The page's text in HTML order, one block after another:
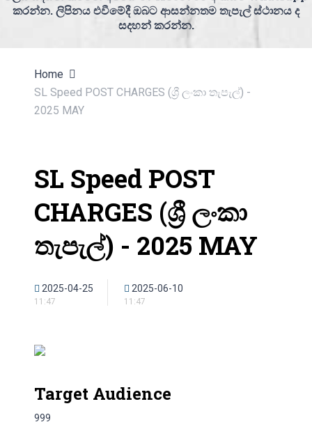
කරන්න. ලිපිනය එවීමේදී ඔබට ආසන්නතම තැපැල් ස්ථානය ද
සදහන් කරන්න.
Home
SL Speed POST CHARGES (ශ්‍රී ලංකා තැපැල්) -
2025 MAY
SL Speed POST
CHARGES (ශ්‍රී ලංකා
තැපැල්) - 2025 MAY
2025-04-25
11:47
2025-06-10
11:47
Target Audience
999